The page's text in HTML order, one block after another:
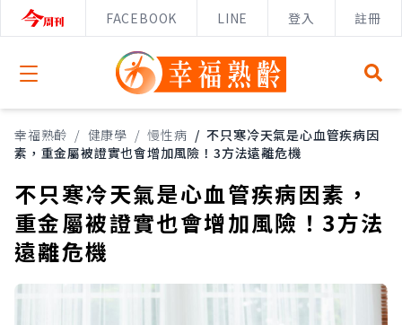
FACEBOOK LINE 登入 註冊
Open menu
幸福熟齡 / 健康學 / 慢性病 / 不只寒冷天氣是心血管疾病因
素，重金屬被證實也會增加風險！3方法遠離危機
不只寒冷天氣是心血管疾病因素，
重金屬被證實也會增加風險！3方法
遠離危機